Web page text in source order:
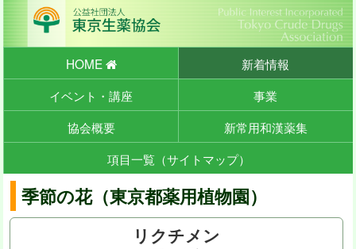
HOME
新着情報
イベント・講座
事業
協会概要
新常用和漢薬集
項目一覧（サイトマップ）
季節の花（東京都薬用植物園）
リクチメン